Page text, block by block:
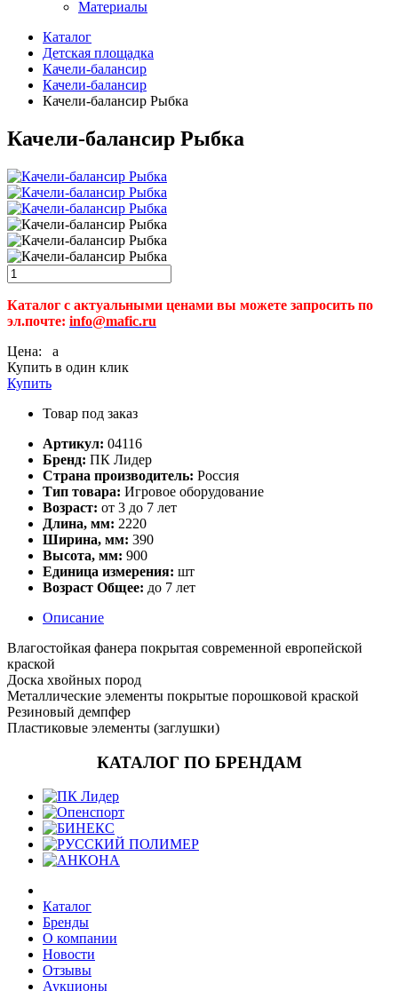
Материалы
Каталог
Детская площадка
Качели-балансир
Качели-балансир
Качели-балансир Рыбка
Качели-балансир Рыбка
Каталог с актуальными ценами вы можете запросить по
эл.почте: info@mafic.ru
Цена:
a
Купить в один клик
Купить
Товар под заказ
Артикул: 04116
Бренд: ПК Лидер
Страна производитель: Россия
Тип товара: Игровое оборудование
Возраст: от 3 до 7 лет
Длина, мм: 2220
Ширина, мм: 390
Высота, мм: 900
Единица измерения: шт
Возраст Общее: до 7 лет
Описание
Влагостойкая фанера покрытая современной европейской
краской
Доска хвойных пород
Металлические элементы покрытые порошковой краской
Резиновый демпфер
Пластиковые элементы (заглушки)
КАТАЛОГ ПО БРЕНДАМ
Каталог
Бренды
О компании
Новости
Отзывы
Аукционы